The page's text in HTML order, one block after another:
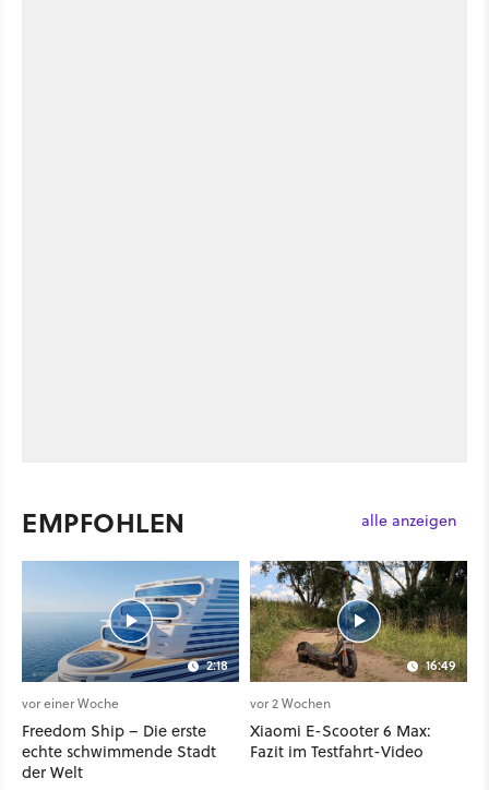
EMPFOHLEN alle anzeigen
2:18
vor einer Woche
Freedom Ship – Die erste
echte schwimmende Stadt
der Welt
16:49
vor 2 Wochen
Xiaomi E-Scooter 6 Max:
Fazit im Testfahrt-Video